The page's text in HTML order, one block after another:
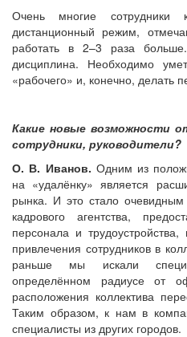
Очень многие сотрудники
дистанционный режим,
работать в 2–3 раза
дисциплина. Необходимо
«рабочего» и, конечно, делать
Какие новые возможности
сотрудники, руководители?
О. В. Иванов. Одним из
на «удалёнку» является
рынка. И это стало
кадрового агентства,
персонала и
привлечения сотрудников в
раньше мы искали
определённом радиусе от
расположения коллектива
Таким образом, к нам в
специалисты из других городов.